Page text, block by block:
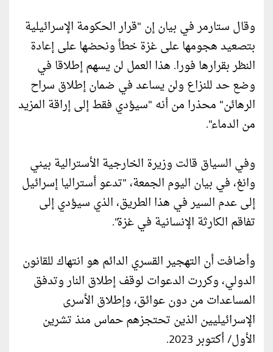
وقال ستارمر في بيان إن "قرار الحكومة الإسرائيلية
بتصعيد هجومها على غزة خطأ ونحضها على إعادة
النظر بقرارها فورا. هذا العمل لن يسهم إطلاقا في
وضع حد للنزاع ولن يساعد في ضمان إطلاق سراح
الرهائن" محذرا من أنه "سيؤدي فقط إلى إراقة المزيد
من الدماء".
وفي السياق قالت وزيرة الخارجية الأسترالية بيني
وانغ، في بيان اليوم الجمعة، "تدعو أستراليا إسرائيل
إلى عدم السير في هذا الطريق، الذي سيؤدي إلى
تفاقم الكارثة الإنسانية في غزة".
وأضافت أن التهجير القسري الدائم هو انتهاك للقانون
الدولي، وكررت الدعوات لوقف إطلاق النار وتدفق
المساعدات من دون عوائق، وإطلاق الأسرى
الإسرائيليين الذين تحتجزهم حماس منذ تشرين
الأول/ أكتوبر 2023.